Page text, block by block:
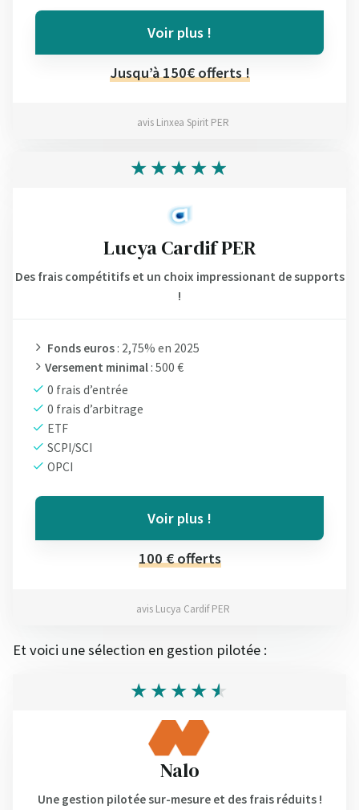
Voir plus !
Jusqu’à 150€ offerts !
avis Linxea Spirit PER
Lucya Cardif PER
Des frais compétitifs et un choix impressionant de supports
!
Fonds euros : 2,75% en 2025
Versement minimal : 500 €
0 frais d’entrée
0 frais d’arbitrage
ETF
SCPI/SCI
OPCI
Voir plus !
100 € offerts
avis Lucya Cardif PER
Et voici une sélection en gestion pilotée :
Nalo
Une gestion pilotée sur-mesure et des frais réduits !